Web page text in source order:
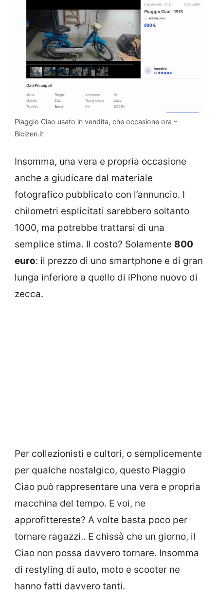
Piaggio Ciao usato in vendita, che occasione ora –
Bicizen.it
Insomma, una vera e propria occasione
anche a giudicare dal materiale
fotografico pubblicato con l’annuncio. I
chilometri esplicitati sarebbero soltanto
1000, ma potrebbe trattarsi di una
semplice stima. Il costo? Solamente 800
euro: il prezzo di uno smartphone e di gran
lunga inferiore a quello di iPhone nuovo di
zecca.
Per collezionisti e cultori, o semplicemente
per qualche nostalgico, questo Piaggio
Ciao può rappresentare una vera e propria
macchina del tempo. E voi, ne
approfittereste? A volte basta poco per
tornare ragazzi.. E chissà che un giorno, il
Ciao non possa davvero tornare. Insomma
di restyling di auto, moto e scooter ne
hanno fatti davvero tanti.